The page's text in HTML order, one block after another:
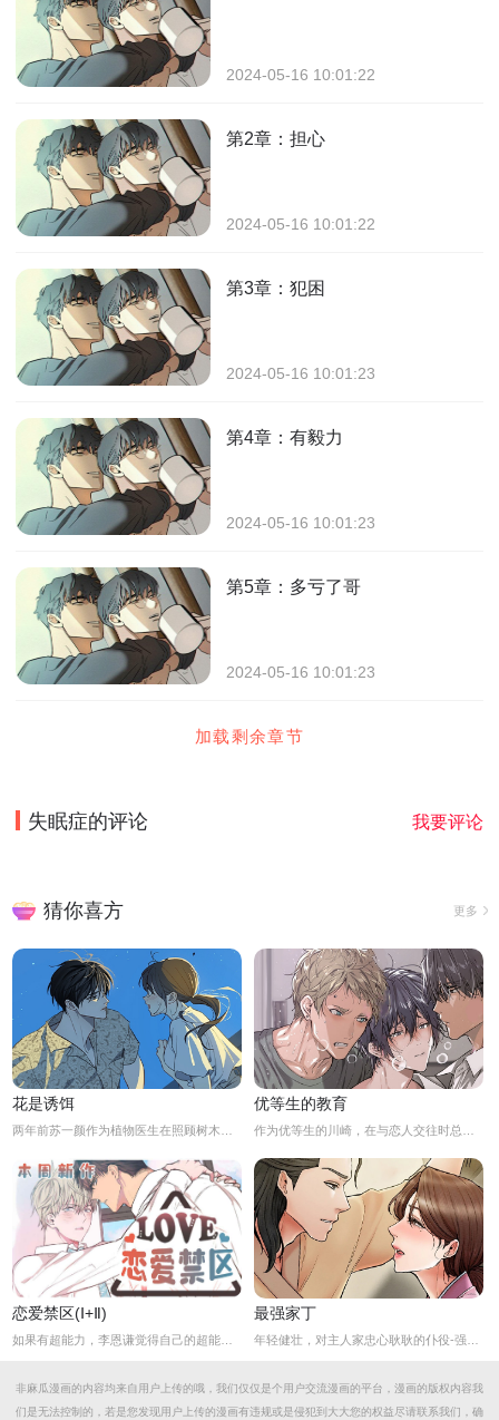
2024-05-16 10:01:22
第2章：担心
2024-05-16 10:01:22
第3章：犯困
2024-05-16 10:01:23
第4章：有毅力
2024-05-16 10:01:23
第5章：多亏了哥
2024-05-16 10:01:23
加载剩余章节
失眠症的评论 我要评论
猜你喜方 更多
花是诱饵 优等生的教育
恋爱禁区(Ⅰ+Ⅱ)
如果有超能力，李恩谦觉得自己的超能力一定是垃圾回收站。为什么从小到他，他交往的人全是渣男呢？？他除了颜控，对于对象真的不挑的啊！！直到他严厉的上司，他的外貌理想型，对他表现出似有若无的好感……他一定喜欢自己吧？这次有希望摆脱渣男了！少年人，太天真啦，非酋是一辈子的事哟。
最强家丁
年轻健壮，对主人家忠心耿耿的仆役-强石，某夜意外目睹大监夫人自我安慰的画面。明知眼前是个火坑，他仍然义无返顾地跳了下去！「夫人，小的乐意填补你空虚寂寞的心灵…」
非麻瓜漫画的内容均来自用户上传的哦，我们仅仅是个用户交流漫画的平台，漫画的版权内容我
们是无法控制的，若是您发现用户上传的漫画有违规或是侵犯到大大您的权益尽请联系我们，确